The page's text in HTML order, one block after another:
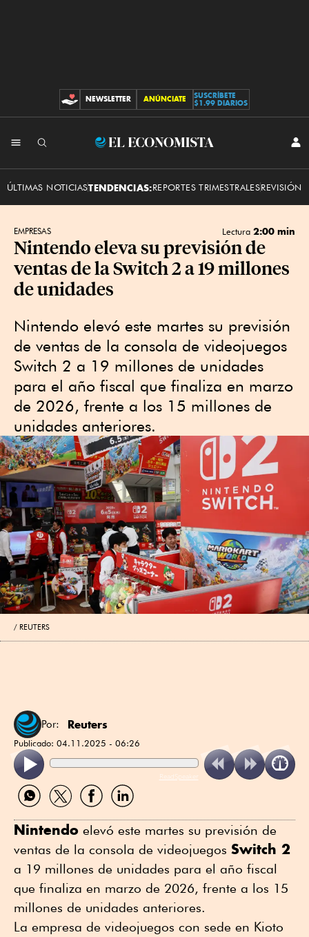
CONTRIBUCIONES
NEWSLETTER ANÚNCIATE
SUSCRÍBETE
$1.99 DIARIOS
El
ÚLTIMAS NOTICIASTENDENCIAS:REPORTES TRIMESTRALESREVISIÓN
EMPRESAS Lectura 2:00 min
Nintendo eleva su previsión de
ventas de la Switch 2 a 19 millones
de unidades
Nintendo elevó este martes su previsión
de ventas de la consola de videojuegos
Switch 2 a 19 millones de unidades
para el año fiscal que finaliza en marzo
de 2026, frente a los 15 millones de
unidades anteriores.
REUTERS
Por: Reuters
Publicado: 04.11.2025 - 06:26
ReadSpeaker
Compartir
por
Compartir
por
Compartir
por
Compartir
por
Nintendo elevó este martes su previsión de
ventas de la consola de videojuegos Switch 2
a 19 millones de unidades para el año fiscal
que finaliza en marzo de 2026, frente a los 15
millones de unidades anteriores.
La empresa de videojuegos con sede en Kioto